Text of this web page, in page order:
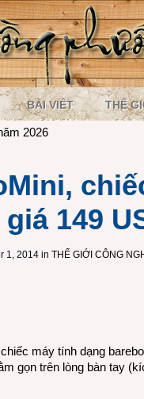
BÀI VIẾT THẾ
2026
149
1, 2014 in THẾ GIỚI CÔNG
máy tính dạng
gọn trên lòng bàn tay